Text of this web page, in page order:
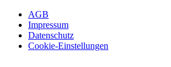
AGB
Impressum
Datenschutz
Cookie-Einstellungen